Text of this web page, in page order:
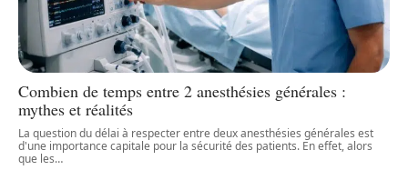
Combien de temps entre 2 anesthésies générales :
mythes et réalités
La question du délai à respecter entre deux anesthésies générales est
d'une importance capitale pour la sécurité des patients. En effet, alors
que les…